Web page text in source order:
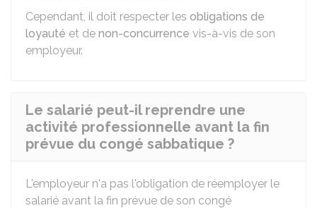
Cependant, il doit respecter les obligations de
loyauté et de non-concurrence vis-à-vis de son
employeur.
Le salarié peut-il reprendre une
activité professionnelle avant la fin
prévue du congé sabbatique ?
L'employeur n'a pas l'obligation de réemployer le
salarié avant la fin prévue de son congé